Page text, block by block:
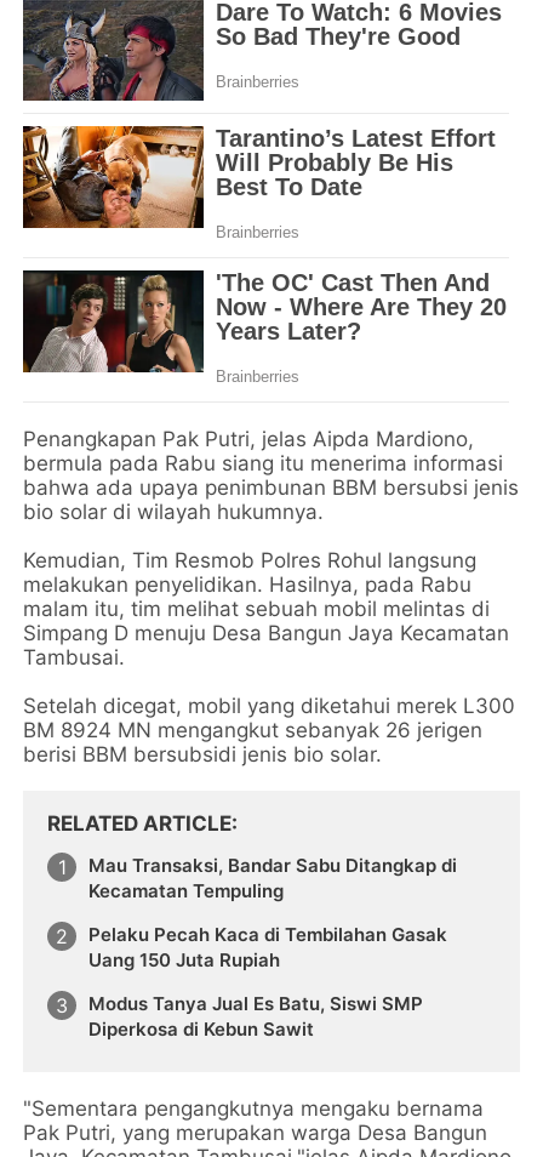
Penangkapan Pak Putri, jelas Aipda Mardiono,
bermula pada Rabu siang itu menerima informasi
bahwa ada upaya penimbunan BBM bersubsi jenis
bio solar di wilayah hukumnya.
Kemudian, Tim Resmob Polres Rohul langsung
melakukan penyelidikan. Hasilnya, pada Rabu
malam itu, tim melihat sebuah mobil melintas di
Simpang D menuju Desa Bangun Jaya Kecamatan
Tambusai.
Setelah dicegat, mobil yang diketahui merek L300
BM 8924 MN mengangkut sebanyak 26 jerigen
berisi BBM bersubsidi jenis bio solar.
RELATED ARTICLE
Mau Transaksi, Bandar Sabu Ditangkap di
Kecamatan Tempuling
Pelaku Pecah Kaca di Tembilahan Gasak
Uang 150 Juta Rupiah
Modus Tanya Jual Es Batu, Siswi SMP
Diperkosa di Kebun Sawit
"Sementara pengangkutnya mengaku bernama
Pak Putri, yang merupakan warga Desa Bangun